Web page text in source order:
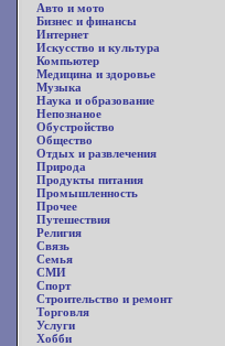
Авто и мото
Бизнес и финансы
Интернет
Искусство и культура
Компьютер
Медицина и здоровье
Музыка
Наука и образование
Непознаное
Обустройство
Общество
Отдых и развлечения
Природа
Продукты питания
Промышленность
Прочее
Путешествия
Религия
Связь
Семья
СМИ
Спорт
Строительство и ремонт
Торговля
Услуги
Хобби